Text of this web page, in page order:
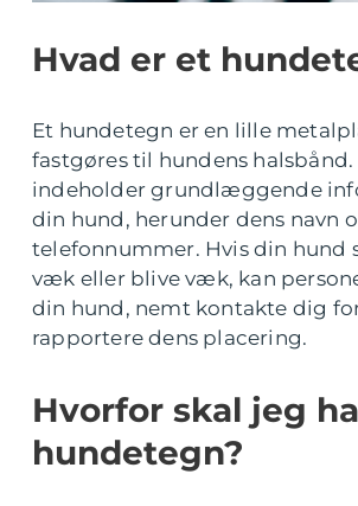
Hvad er et
Et hundetegn er en lille
fastgøres til hundens
indeholder grundlæggende
din hund, herunder dens navn
telefonnummer. Hvis din hund
væk eller blive væk, kan
din hund, nemt kontakte dig
rapportere dens placering.
Hvorfor skal jeg
hundetegn?